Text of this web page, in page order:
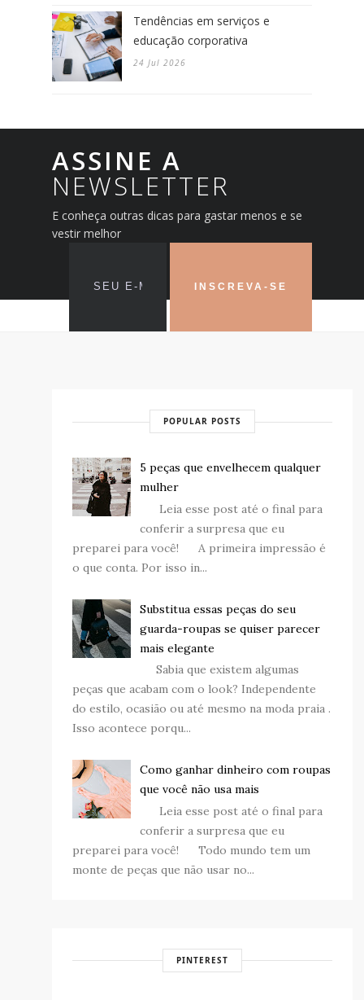
Tendências em serviços e
educação corporativa
24 Jul 2026
ASSINE A
NEWSLETTER
E conheça outras dicas para gastar menos e se
vestir melhor
POPULAR POSTS
5 peças que envelhecem qualquer
mulher
Leia esse post até o final para
conferir a surpresa que eu
preparei para você! A primeira impressão é
o que conta. Por isso in...
Substitua essas peças do seu
guarda-roupas se quiser parecer
mais elegante
Sabia que existem algumas
peças que acabam com o look? Independente
do estilo, ocasião ou até mesmo na moda praia .
Isso acontece porqu...
Como ganhar dinheiro com roupas
que você não usa mais
Leia esse post até o final para
conferir a surpresa que eu
preparei para você! Todo mundo tem um
monte de peças que não usar no...
PINTEREST